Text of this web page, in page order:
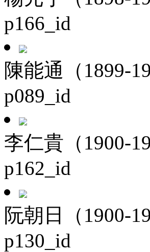
p166_id
陳能通（1899-
p089_id
李仁貴（1900-
p162_id
阮朝日（1900-
p130_id